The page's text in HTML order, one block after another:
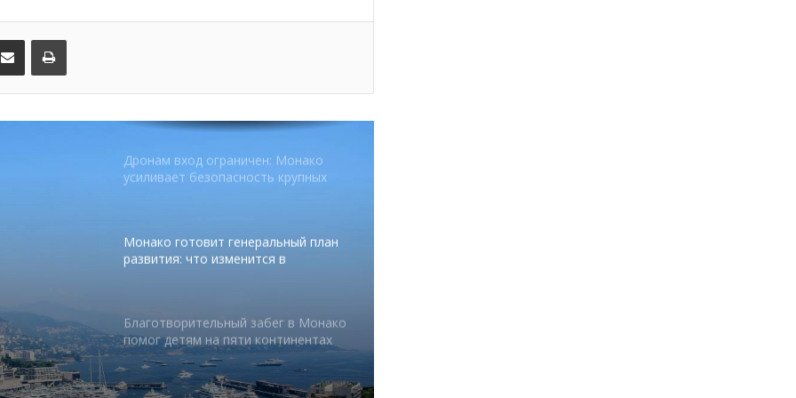
Поделиться по электронной почте Распечатать
в
усиливает безопасность крупных
Монако готовит генеральный план
развития: что изменится в
Благотворительный забег в Монако
помог детям на пяти континентах
После финиша начинается главное:
Монако подсчитывает
экономическую ценность Гран-при
Формулы-1